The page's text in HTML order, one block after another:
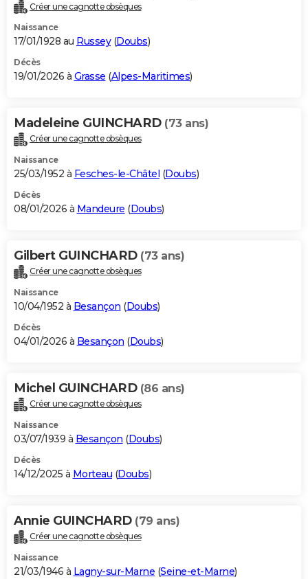
Créer une cagnotte obsèques
Naissance
17/01/1928 au Russey(Doubs)
Décès
19/01/2026 à Grasse (Alpes-Maritimes)
Madeleine GUINCHARD (73 ans)
Créer une cagnotte obsèques
Naissance
25/03/1952 à Fesches-le-Châtel (Doubs)
Décès
08/01/2026 à Mandeure (Doubs)
Gilbert GUINCHARD (73 ans)
Créer une cagnotte obsèques
Naissance
10/04/1952 à Besançon (Doubs)
Décès
04/01/2026 à Besançon (Doubs)
Michel GUINCHARD (86 ans)
Créer une cagnotte obsèques
Naissance
03/07/1939 à Besançon (Doubs)
Décès
14/12/2025 à Morteau (Doubs)
Annie GUINCHARD (79 ans)
Créer une cagnotte obsèques
Naissance
21/03/1946 à Lagny-sur-Marne (Seine-et-Marne)